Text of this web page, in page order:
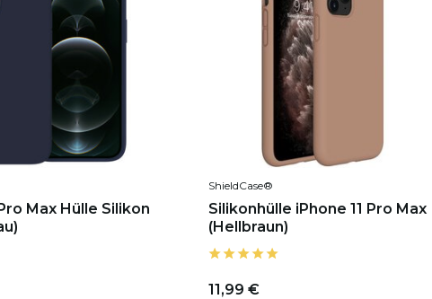
Max Hülle Silikon
ShieldCase®
Silikonhülle iPhone 11 Pro Max
(Hellbraun)
11,99 €